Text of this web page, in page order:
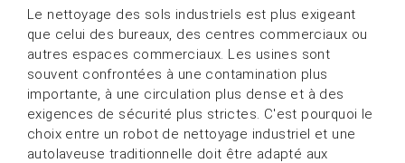
Le nettoyage des sols industriels est plus exigeant
que celui des bureaux, des centres commerciaux ou
autres espaces commerciaux. Les usines sont
souvent confrontées à une contamination plus
importante, à une circulation plus dense et à des
exigences de sécurité plus strictes. C'est pourquoi le
choix entre un robot de nettoyage industriel et une
autolaveuse traditionnelle doit être adapté aux